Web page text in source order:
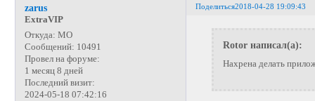
Поделиться2018-04-28 19:09:43
zarus
ExtraVIP
Откуда: МО
Сообщений: 10491
Провел на форуме:
1 месяц 8 дней
Последний визит:
2024-05-18 07:42:16
Rotor написал(а):
Нахрена делать